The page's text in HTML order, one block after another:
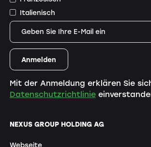
NEXUS GROUP HOLDING AG
Webseite
Italienisch
Mit der Anmeldung erklären Sie
Datenschutzrichtlinie